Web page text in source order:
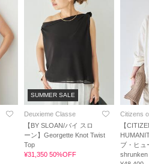
SUMMER SALE
Deuxieme Classe
【BY SLOAN/バイ スロ
ーン】Georgette Knot Twist
Top
¥31,350 50%OFF
Citizens
【
ブ・ヒュ
shrunken